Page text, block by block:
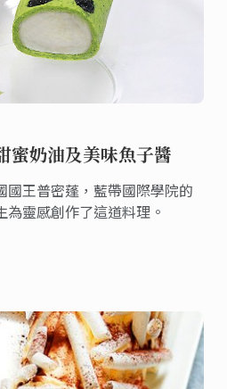
蜜奶油及美味魚子醬
國王普密蓬，藍帶國際學院的
靈感創作了這道料理。